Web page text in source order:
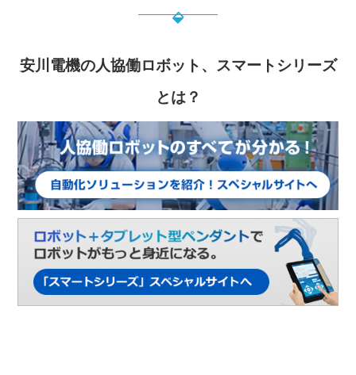
安川電機の人協働ロボット、スマートシリーズ
とは？